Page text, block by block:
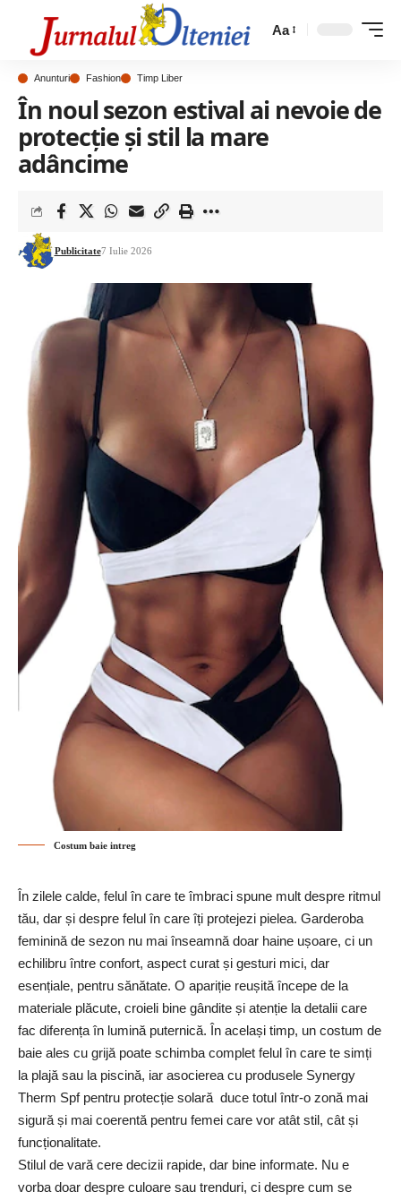
Aa
Anunturi Fashion Timp Liber
În noul sezon estival ai nevoie de
protecție și stil la mare
adâncime
Publicitate7 Iulie 2026
Costum baie intreg
În zilele calde, felul în care te îmbraci spune mult despre ritmul
tău, dar și despre felul în care îți protejezi pielea. Garderoba
feminină de sezon nu mai înseamnă doar haine ușoare, ci un
echilibru între confort, aspect curat și gesturi mici, dar
esențiale, pentru sănătate. O apariție reușită începe de la
materiale plăcute, croieli bine gândite și atenție la detalii care
fac diferența în lumină puternică. În același timp, un costum de
baie ales cu grijă poate schimba complet felul în care te simți
la plajă sau la piscină, iar asocierea cu produsele Synergy
Therm Spf pentru protecție solară duce totul într-o zonă mai
sigură și mai coerentă pentru femei care vor atât stil, cât și
funcționalitate.
Stilul de vară cere decizii rapide, dar bine informate. Nu e
vorba doar despre culoare sau trenduri, ci despre cum se